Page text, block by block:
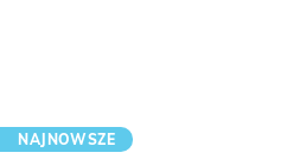
NAJNOWSZE